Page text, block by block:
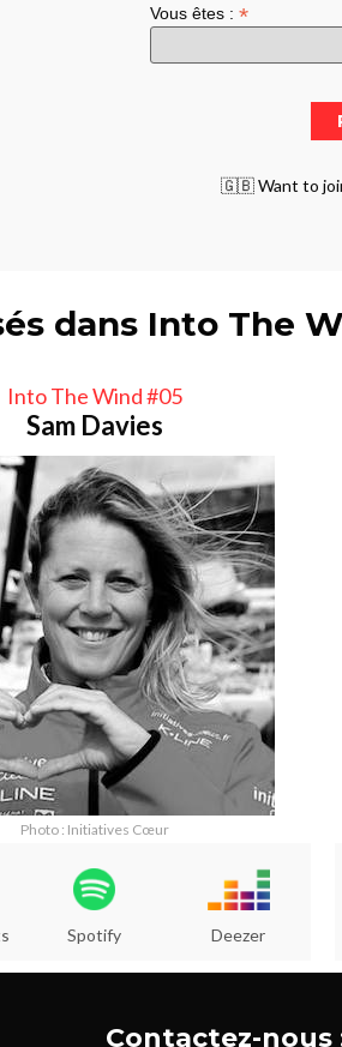
Vous êtes : *
🇬🇧 Want to
dans Into The
Into The Wind #05
Sam Davies
Photo : Initiatives Cœur
Spotify Deezer
Contactez-nous